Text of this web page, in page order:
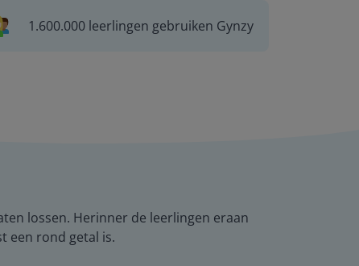
1.600.000 leerlingen gebruiken Gynzy
lossen. Herinner de leerlingen eraan
een rond getal is.